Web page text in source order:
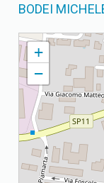
BODEI
VISANO
+
−